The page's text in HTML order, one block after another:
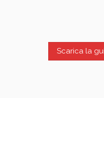
Scarica la